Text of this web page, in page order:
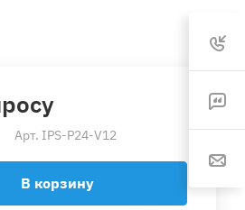
Арт. IPS-P24-V12
В корзину